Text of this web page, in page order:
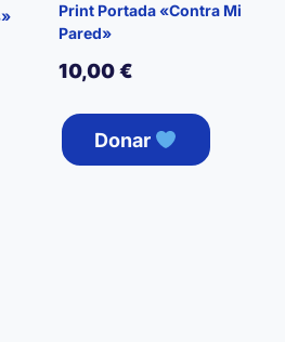
Print Portada «Contra Mi
Pared»
10,00€
Donar